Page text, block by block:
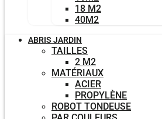
18 M2
40M2
ABRIS JARDIN
TAILLES
2 M2
MATÉRIAUX
ACIER
PROPYLÈNE
ROBOT TONDEUSE